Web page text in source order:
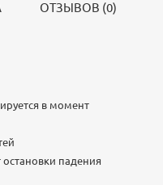
ОТЗЫВОВ (0)
в момент
падения